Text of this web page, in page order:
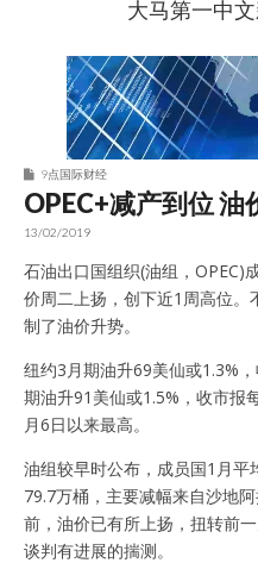
9点股票
大马第一中
9点国际财经
OPEC+减产到位 油
13/02/2019
石油出口国组织(油组，OPEC)
价周二上扬，创下近1周高位。
制了油价升势。
纽约3月期油升69美仙或1.3%
期油升91美仙或1.5%，收市报
月6日以来最高。
油组较早时公布，成员国1月
79.7万桶，主要减幅来自沙地
前，油价已有所上扬，扭转前
谈判有进展的揣测。